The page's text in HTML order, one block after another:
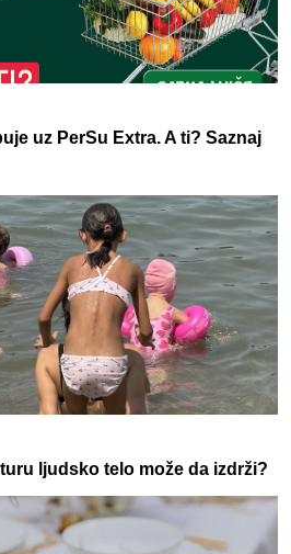
uz PerSu Extra. A ti? Saznaj
ljudsko telo može da izdrži?